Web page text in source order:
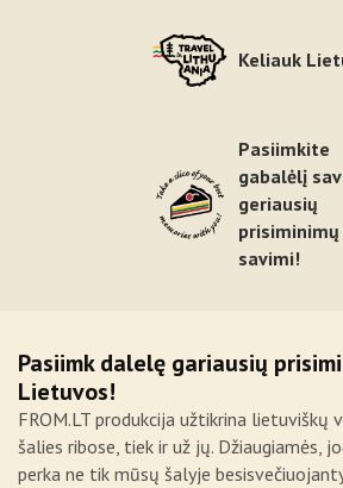
Keliauk
Pasiimkite
gabalėlį
geriausių
prisiminimų
savimi!
Pasiimk dalelę gariausių
Lietuvos!
FROM.LT produkcija užtikrina lietuviškų
šalies ribose, tiek ir už jų. Džiaugiamės,
perka ne tik mūsų šalyje